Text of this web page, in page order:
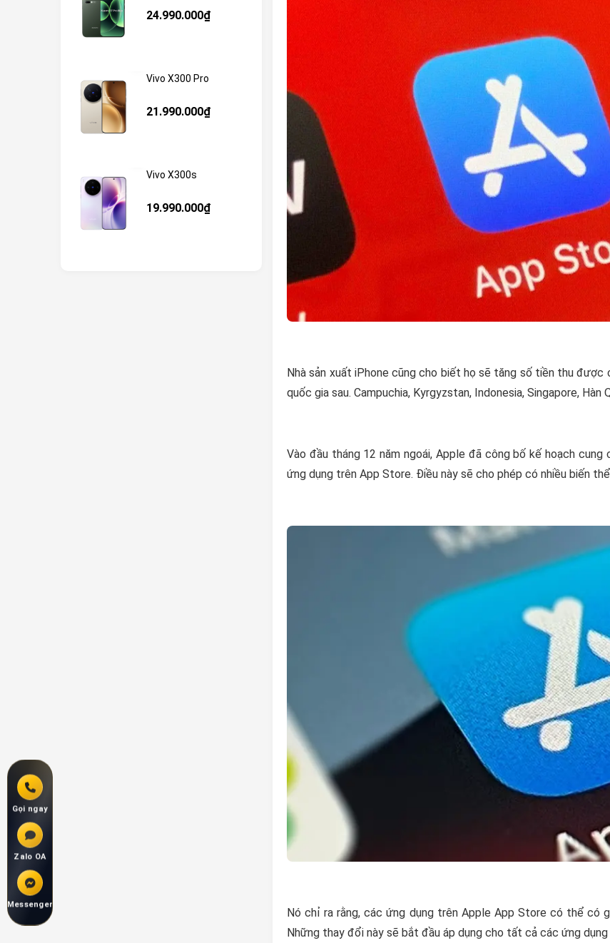
Nhà sản xuất iPhone cũng cho biết họ sẽ tăng số tiền thu
quốc gia sau. Campuchia, Kyrgyzstan, Indonesia, Singapore, Hàn
Vào đầu tháng 12 năm ngoái, Apple đã công bố kế hoạch
ứng dụng trên App Store. Điều này sẽ cho phép có nhiều biến
Nó chỉ ra rằng, các ứng dụng trên Apple App Store có thể có
Những thay đổi này sẽ bắt đầu áp dụng cho tất cả các ứng dụng
24.990.000₫
Vivo X300 Pro
21.990.000₫
Vivo X300s
19.990.000₫
Gọi ngay
Zalo OA
Messenger